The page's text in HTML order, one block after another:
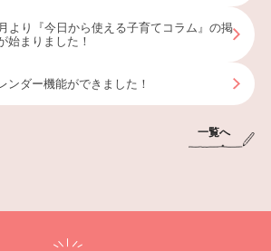
より『今日から使える子育てコラム』の掲
始まりました！
ンダー機能ができました！
一覧へ